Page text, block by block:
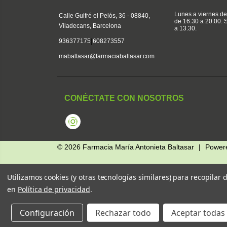
Calle Guifré el Pelós, 36 - 08840,
Viladecans, Barcelona
936377175|608273557
mabaltasar@farmaciabaltasar.com
Lunes a viernes
de 16.30 a 20.00.
a 13.30.
CONÉCTATE CON NOSOTROS
Instagram
© 2026 Farmacia María Antonieta Baltasar |
Utilizamos cookies (y otras tecnologías similares) para
en Política de privacidad.
Configuración Rechazar todo Aceptar todas